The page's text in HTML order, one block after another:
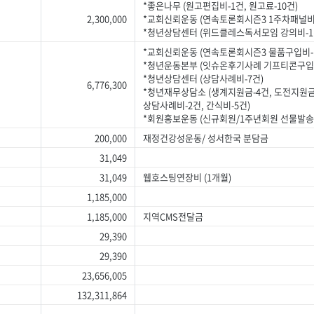
2,300,000
*좋은나무 (원고편집비-1건, 원고료-10건)
*교회신뢰운동 (연속토론회시즌3 1주차패널
*청년상담센터 (위드클레스독서모임 강의비-
6,776,300
*교회신뢰운동 (연속토론회시즌3 물품구입
*청년운동본부 (잇슈온후기사례 기프티콘구
*청년상담센터 (상담사례비-7건)
*청년재무상담소 (생계지원금-4건, 도전지원
상담사례비-2건, 간식비-5건)
*회원홍보운동 (신규회원/1주년회원 선물발
200,000
재정건강성운동/ 성서한국 분담금
31,049
31,049
웹호스팅연장비 (1개월)
1,185,000
1,185,000
지역CMS전달금
29,390
29,390
23,656,005
132,311,864